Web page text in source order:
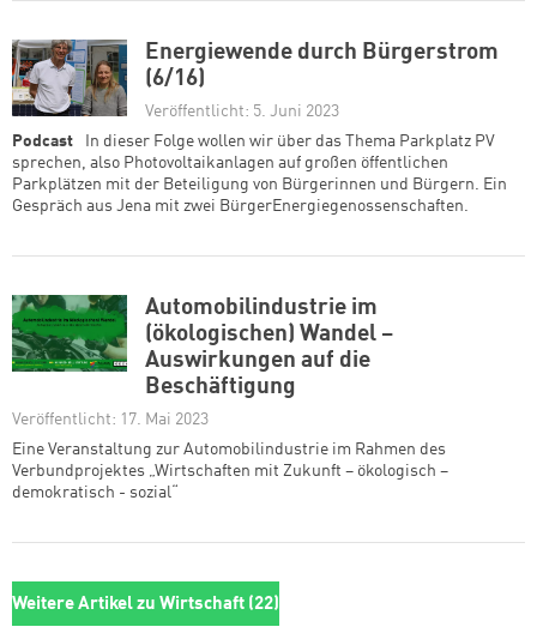
Energiewende durch Bürgerstrom
(6/16)
Veröffentlicht: 5. Juni 2023
Podcast
In dieser Folge wollen wir über das Thema Parkplatz PV
sprechen, also Photovoltaikanlagen auf großen öffentlichen
Parkplätzen mit der Beteiligung von Bürgerinnen und Bürgern. Ein
Gespräch aus Jena mit zwei BürgerEnergiegenossenschaften.
Automobilindustrie im
(ökologischen) Wandel –
Auswirkungen auf die
Beschäftigung
Veröffentlicht: 17. Mai 2023
Eine Veranstaltung zur Automobilindustrie im Rahmen des
Verbundprojektes „Wirtschaften mit Zukunft – ökologisch –
demokratisch - sozial“
Weitere Artikel zu Wirtschaft (22)